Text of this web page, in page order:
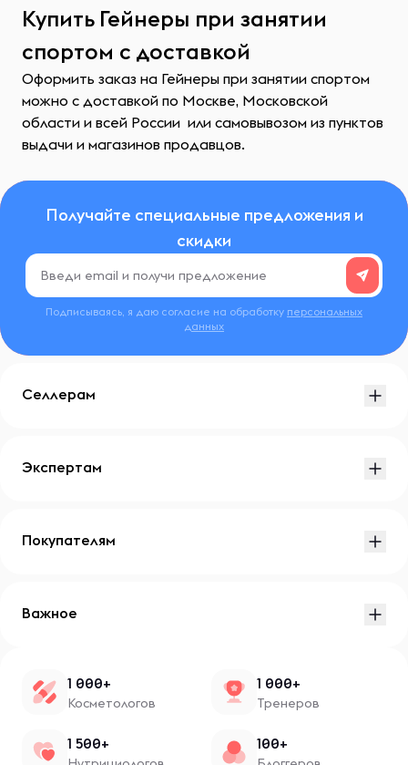
Купить Гейнеры при занятии
спортом с доставкой
Оформить заказ на Гейнеры при занятии спортом
можно с доставкой по Москве, Московской
области и всей России или самовывозом из пунктов
выдачи и магазинов продавцов.
Получайте специальные предложения и
скидки
Подписываясь, я даю согласие на обработку персональных
данных
Селлерам
Экспертам
Покупателям
Важное
1 000+
Косметологов
1 000+
Тренеров
1 500+ 100+